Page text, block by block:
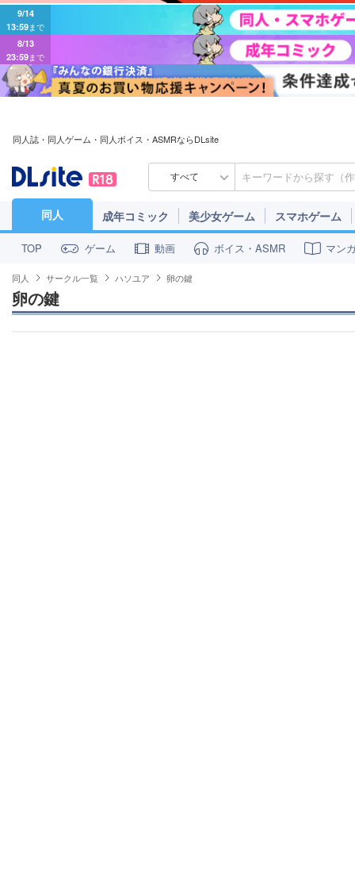
9/14
13:59まで
8/13
23:59まで
同人誌・同人ゲーム・同人ボイス・ASMRならDLsite
すべて
同人 成年コミック 美少女ゲーム スマホゲーム
TOP ゲーム 動画 ボイス・ASMR マン
同人 サークル一覧 ハソユア 卵の鍵
卵の鍵